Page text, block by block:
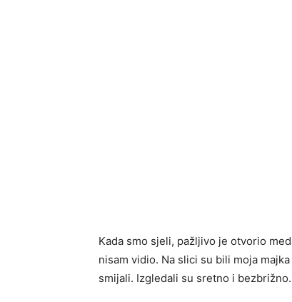
Kada smo sjeli, pažljivo je otvorio
nisam vidio. Na slici su bili moja
smijali. Izgledali su sretno i bezbrižno.